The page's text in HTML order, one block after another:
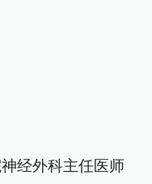
经外科主任医师